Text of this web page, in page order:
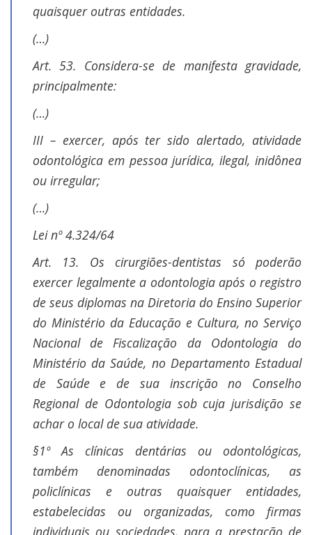
quaisquer outras entidades.
(…)
Art. 53. Considera-se de manifesta gravidade,
principalmente:
(…)
III – exercer, após ter sido alertado, atividade
odontológica em pessoa jurídica, ilegal, inidônea
ou irregular;
(…)
Lei nº 4.324/64
Art. 13. Os cirurgiões-dentistas só poderão
exercer legalmente a odontologia após o registro
de seus diplomas na Diretoria do Ensino Superior
do Ministério da Educação e Cultura, no Serviço
Nacional de Fiscalização da Odontologia do
Ministério da Saúde, no Departamento Estadual
de Saúde e de sua inscrição no Conselho
Regional de Odontologia sob cuja jurisdição se
achar o local de sua atividade.
§1º As clínicas dentárias ou odontológicas,
também denominadas odontoclínicas, as
policlínicas e outras quaisquer entidades,
estabelecidas ou organizadas, como firmas
individuais ou sociedades, para a prestação de
fevereiro de
2025